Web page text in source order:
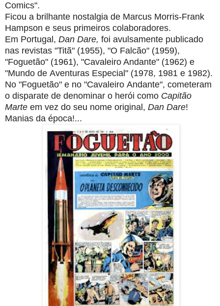
Comics".
Ficou a brilhante nostalgia de Marcus Morris-Frank
Hampson e seus primeiros colaboradores.
Em Portugal, Dan Dare, foi avulsamente publicado
nas revistas "Titã" (1955), "O Falcão" (1959),
"Foguetão" (1961), "Cavaleiro Andante" (1962) e
"Mundo de Aventuras Especial" (1978, 1981 e 1982).
No "Foguetão" e no "Cavaleiro Andante", cometeram
o disparate de denominar o herói como Capitão
Marte em vez do seu nome original, Dan Dare!
Manias da época!...